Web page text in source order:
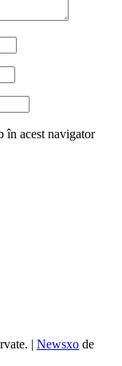
în acest navigator
| Newsxo de